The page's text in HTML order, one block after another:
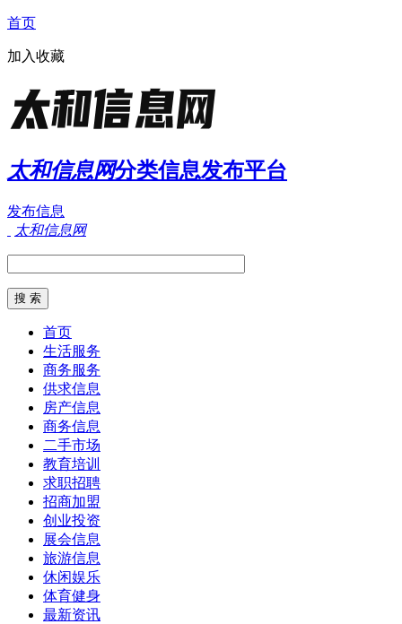
首页
加入收藏
太和信息网分类信息发布平台
发布信息
太和信息网
首页
生活服务
商务服务
供求信息
房产信息
商务信息
二手市场
教育培训
求职招聘
招商加盟
创业投资
展会信息
旅游信息
休闲娱乐
体育健身
最新资讯